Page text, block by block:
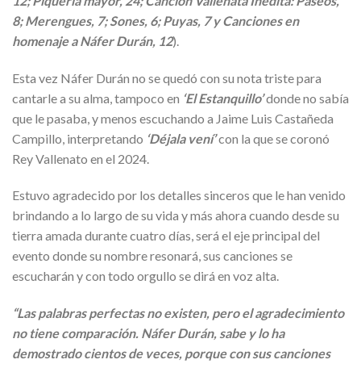
8; Merengues, 7; Sones, 6; Puyas, 7 y Canciones en
homenaje a Náfer Durán, 12).
Esta vez Náfer Durán no se quedó con su nota triste para
cantarle a su alma, tampoco en ‘El Estanquillo’donde no sabía
que le pasaba, y menos escuchando a Jaime Luis Castañeda
Campillo, interpretando ‘Déjala vení’con la que se coronó
Rey Vallenato en el 2024.
Estuvo agradecido por los detalles sinceros que le han venido
brindando a lo largo de su vida y más ahora cuando desde su
tierra amada durante cuatro días, será el eje principal del
evento donde su nombre resonará, sus canciones se
escucharán y con todo orgullo se dirá en voz alta.
“Las palabras perfectas no existen, pero el agradecimiento
no tiene comparación. Náfer Durán, sabe y lo ha
demostrado cientos de veces, porque con sus canciones